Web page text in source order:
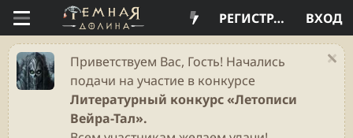
ВХОД
РЕГИСТРАЦИЯ
Приветствуем Вас, Гость! Начались
подачи на участие в конкурсе
Литературный конкурс «Летописи
Вейра-Тал».